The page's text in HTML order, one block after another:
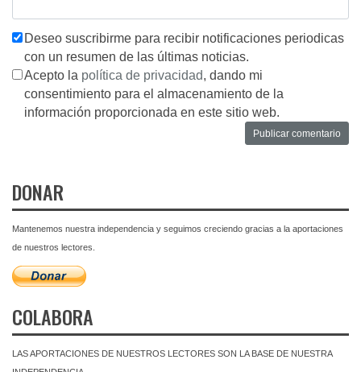
Deseo suscribirme para recibir notificaciones periodicas
con un resumen de las últimas noticias.
Acepto la política de privacidad, dando mi
consentimiento para el almacenamiento de la
información proporcionada en este sitio web.
DONAR
Mantenemos nuestra independencia y seguimos creciendo gracias a la aportaciones
de nuestros lectores.
COLABORA
LAS APORTACIONES DE NUESTROS LECTORES SON LA BASE DE NUESTRA